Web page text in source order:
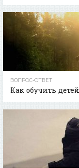
ВОПРОС-ОТВЕТ
Как обучить